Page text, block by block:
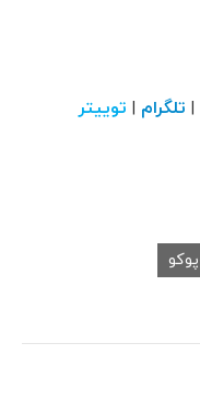
| تلگرام | توییتر
پوکو